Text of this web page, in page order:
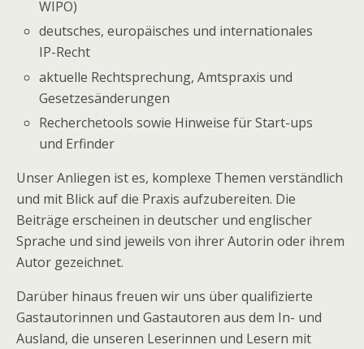
WIPO)
deutsches, europäisches und internationales
IP-Recht
aktuelle Rechtsprechung, Amtspraxis und
Gesetzesänderungen
Recherchetools sowie Hinweise für Start-ups
und Erfinder
Unser Anliegen ist es, komplexe Themen verständlich
und mit Blick auf die Praxis aufzubereiten. Die
Beiträge erscheinen in deutscher und englischer
Sprache und sind jeweils von ihrer Autorin oder ihrem
Autor gezeichnet.
Darüber hinaus freuen wir uns über qualifizierte
Gastautorinnen und Gastautoren aus dem In- und
Ausland, die unseren Leserinnen und Lesern mit